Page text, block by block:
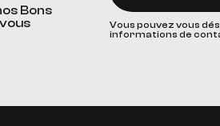
Bons
Vous pouvez vous
informations de